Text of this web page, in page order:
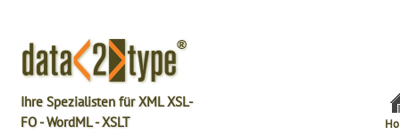
Ihre Spezialisten für XML XSL-
FO - WordML - XSLT